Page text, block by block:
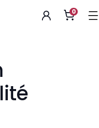
Ouvrir
0